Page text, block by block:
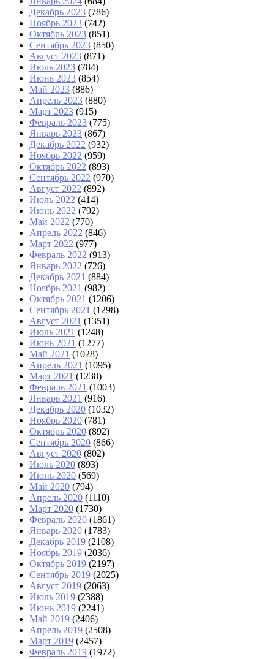
Декабрь 2023 (786)
Ноябрь 2023 (742)
Октябрь 2023 (851)
Сентябрь 2023 (850)
Август 2023 (871)
Июль 2023 (784)
Июнь 2023 (854)
Май 2023 (886)
Апрель 2023 (880)
Март 2023 (915)
Февраль 2023 (775)
Январь 2023 (867)
Декабрь 2022 (932)
Ноябрь 2022 (959)
Октябрь 2022 (893)
Сентябрь 2022 (970)
Август 2022 (892)
Июль 2022 (414)
Июнь 2022 (792)
Май 2022 (770)
Апрель 2022 (846)
Март 2022 (977)
Февраль 2022 (913)
Январь 2022 (726)
Декабрь 2021 (884)
Ноябрь 2021 (982)
Октябрь 2021 (1206)
Сентябрь 2021 (1298)
Август 2021 (1351)
Июль 2021 (1248)
Июнь 2021 (1277)
Май 2021 (1028)
Апрель 2021 (1095)
Март 2021 (1238)
Февраль 2021 (1003)
Январь 2021 (916)
Декабрь 2020 (1032)
Ноябрь 2020 (781)
Октябрь 2020 (892)
Сентябрь 2020 (866)
Август 2020 (802)
Июль 2020 (893)
Июнь 2020 (569)
Май 2020 (794)
Апрель 2020 (1110)
Март 2020 (1730)
Февраль 2020 (1861)
Январь 2020 (1783)
Декабрь 2019 (2108)
Ноябрь 2019 (2036)
Октябрь 2019 (2197)
Сентябрь 2019 (2025)
Август 2019 (2063)
Июль 2019 (2388)
Июнь 2019 (2241)
Май 2019 (2406)
Апрель 2019 (2508)
Март 2019 (2457)
Февраль 2019 (1972)